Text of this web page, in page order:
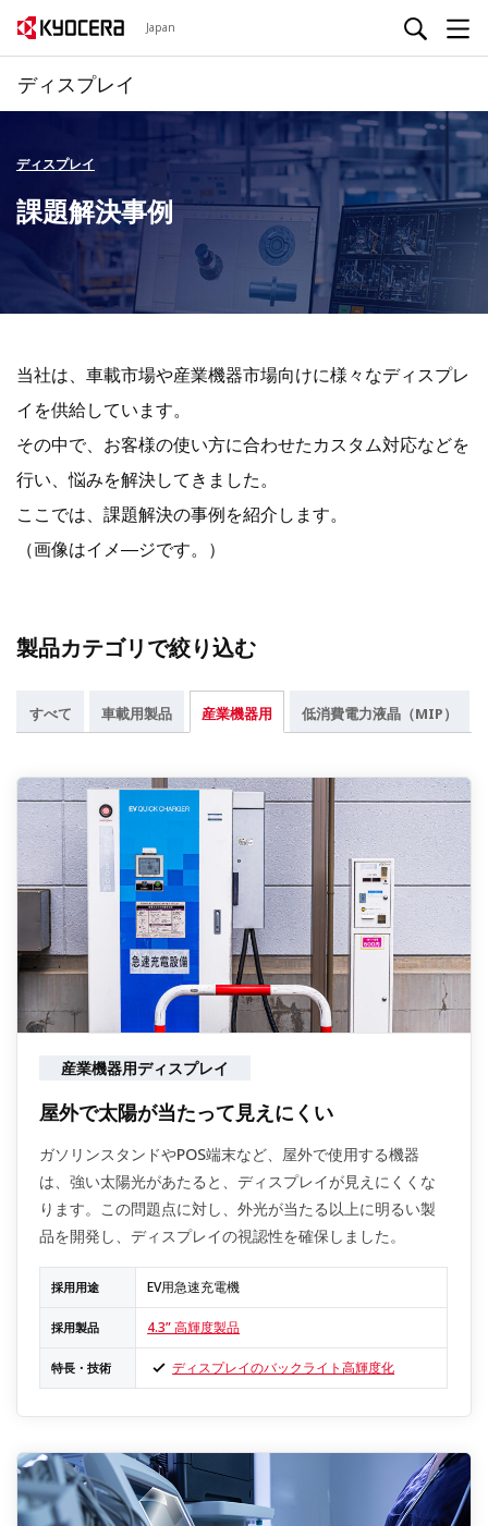
Japan
ディスプレイ
ディスプレイ
課題解決事例
当社は、車載市場や産業機器市場向けに様々なディスプレ
イを供給しています。
その中で、お客様の使い方に合わせたカスタム対応などを
行い、悩みを解決してきました。
ここでは、課題解決の事例を紹介します。
（画像はイメ―ジです。）
製品カテゴリで絞り込む
すべて 車載用製品 産業機器用 低消費電力液晶（MIP）
産業機器用ディスプレイ
屋外で太陽が当たって見えにくい
ガソリンスタンドやPOS端末など、屋外で使用する機器
は、強い太陽光があたると、ディスプレイが見えにくくな
ります。この問題点に対し、外光が当たる以上に明るい製
品を開発し、ディスプレイの視認性を確保しました。
採用用途 EV用急速充電機
採用製品 4.3” 高輝度製品
特長・技術 ディスプレイのバックライト高輝度化